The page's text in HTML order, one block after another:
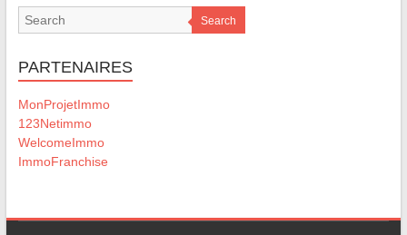
Search
PARTENAIRES
MonProjetImmo
123Netimmo
WelcomeImmo
ImmoFranchise